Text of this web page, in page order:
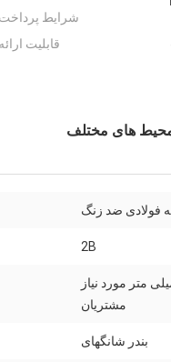
شرایط
قابلیت
فولادی ضد زنگ
2B
متر - 800 میلی متر مورد نیاز
مشتریان
بندر شانگهای